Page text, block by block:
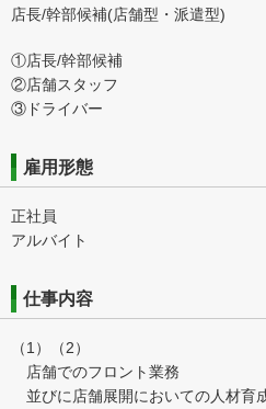
店長/幹部候補(店舗型・派遣型)
①店長/幹部候補
②店舗スタッフ
③ドライバー
雇用形態
正社員
アルバイト
仕事内容
（1）（2）
店舗でのフロント業務
並びに店舗展開においての人材育成